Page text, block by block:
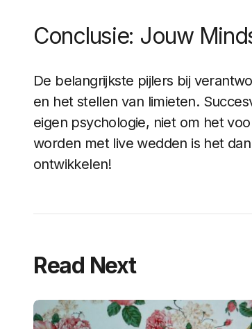
Conclusie: Jouw
De belangrijkste pijlers bij
en het stellen van limieten.
eigen psychologie, niet om het
worden met live wedden is het
ontwikkelen!
Read Next